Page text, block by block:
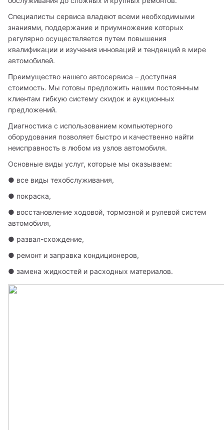
Специалисты сервиса владеют всеми необходимыми
знаниями, поддержание и приумножение которых
регулярно осуществляется путем повышения
квалификации и изучения инноваций и тенденций в мире
автомобилей.
Преимущество нашего автосервиса – доступная
стоимость. Мы готовы предложить нашим постоянным
клиентам гибкую систему скидок и аукционных
предложений.
Диагностика с использованием компьютерного
оборудования позволяет быстро и качественно найти
неисправность в любом из узлов автомобиля.
Основные виды услуг, которые мы оказываем:
● все виды техобслуживания,
● покраска,
● восстановление ходовой, тормозной и рулевой систем
автомобиля,
● развал-схождение,
● ремонт и заправка кондиционеров,
● замена жидкостей и расходных материалов.